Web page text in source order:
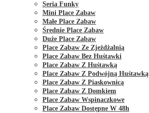
Seria Funky
Mini Place Zabaw
Małe Place Zabaw
Średnie Place Zabaw
Duże Place Zabaw
Place Zabaw Ze Zjeżdżalnią
Place Zabaw Bez Huśtawki
Place Zabaw Z Huśtawką
Place Zabaw Z Podwójną Huśtawką
Place Zabaw Z Piaskownicą
Place Zabaw Z Domkiem
Place Zabaw Wspinaczkowe
Place Zabaw Dostępne W 48h